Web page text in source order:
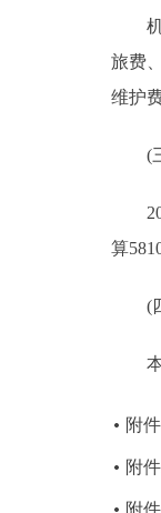
机关
旅费
维护
(三)
算
(四)
本
附
附
附